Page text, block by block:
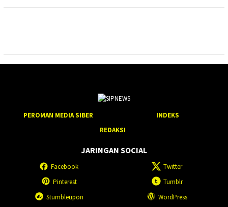
PEROMAN MEDIA SIBER
INDEKS
REDAKSI
JARINGAN SOCIAL
Facebook
Twitter
Pinterest
Tumblr
Stumbleupon
WordPress